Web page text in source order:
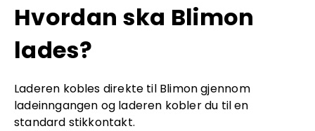
Hvordan ska Blimon
lades?
Laderen kobles direkte til Blimon gjennom
ladeinngangen og laderen kobler du til en
standard stikkontakt.